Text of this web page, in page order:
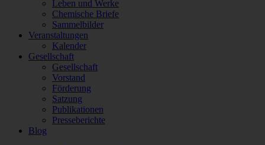
Leben und Werke
Chemische Briefe
Sammelbilder
Veranstaltungen
Kalender
Gesellschaft
Gesellschaft
Vorstand
Förderung
Satzung
Publikationen
Presseberichte
Blog